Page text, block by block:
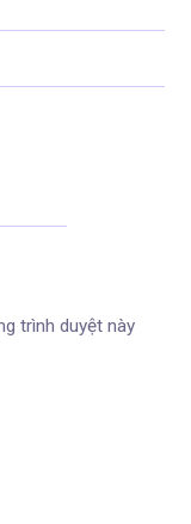
trình duyệt này